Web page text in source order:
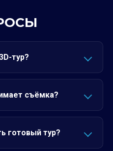
тур?
съёмка?
готовый тур?